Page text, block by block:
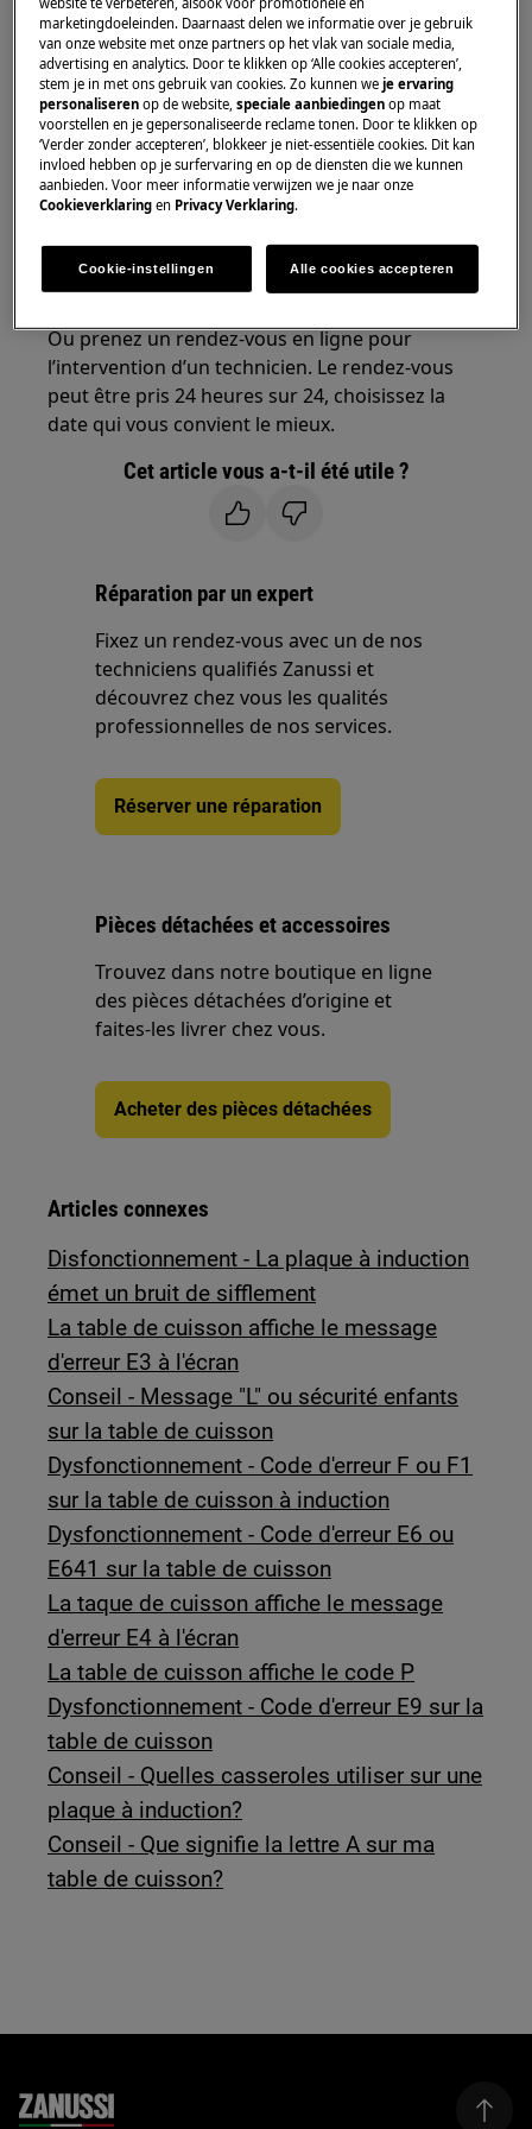
Plaque de cuisson à induction
Plaque de cuisson vitrocéramique
Solution
Le problème indique un défaut technique ou
une pièce défectueuse. Malheureusement, vous
même. Si le problème persiste, n'hésitez pas à
nous contacter.
Ou prenez un rendez-vous en ligne pour
l’intervention d’un technicien. Le rendez-vous
peut être pris 24 heures sur 24, choisissez la
date qui vous convient le mieux.
Cet article vous a-t-il été utile ?
Réparation par un expert
Fixez un rendez-vous avec un de nos
techniciens qualifiés Zanussi et
découvrez chez vous les qualités
professionnelles de nos services.
Réserver une réparation
Pièces détachées et accessoires
Trouvez dans notre boutique en ligne
des pièces détachées d’origine et
faites-les livrer chez vous.
Acheter des pièces détachées
Articles connexes
Disfonctionnement - La plaque à induction
émet un bruit de sifflement
La table de cuisson affiche le message
d'erreur E3 à l'écran
Conseil - Message "L" ou sécurité enfants
sur la table de cuisson
Dysfonctionnement - Code d'erreur F ou F1
sur la table de cuisson à induction
Dysfonctionnement - Code d'erreur E6 ou
E641 sur la table de cuisson
La taque de cuisson affiche le message
d'erreur E4 à l'écran
La table de cuisson affiche le code P
Dysfonctionnement - Code d'erreur E9 sur la
table de cuisson
Conseil - Quelles casseroles utiliser sur une
plaque à induction?
Conseil - Que signifie la lettre A sur ma
table de cuisson?
marketingdoeleinden. Daarnaast delen we informatie over je gebruik
van onze website met onze partners op het vlak van sociale media,
advertising en analytics. Door te klikken op ‘Alle cookies accepteren’,
stem je in met ons gebruik van cookies. Zo kunnen weje ervaring
personaliseren op de website,speciale aanbiedingen op maat
voorstellen en je gepersonaliseerde reclame tonen. Door te klikken op
‘Verder zonder accepteren’, blokkeer je niet-essentiële cookies. Dit kan
invloed hebben op je surfervaring en op de diensten die we kunnen
aanbieden. Voor meer informatie verwijzen we je naar onze
Cookieverklaring en Privacy Verklaring.
Cookie-instellingen Alle cookies accepteren